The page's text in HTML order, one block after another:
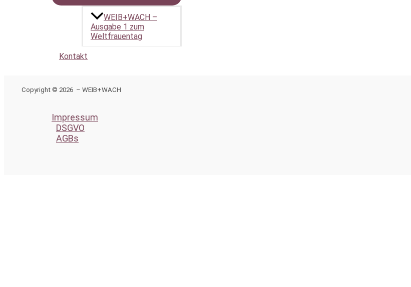
WEIB+WACH –
Ausgabe 1 zum
Weltfrauentag
Kontakt
Das Gesuchte konnte leider nicht gefunden werden. Vielleicht hilft die Suchfunktion.
Copyright © 2026 – WEIB+WACH
Impressum
DSGVO
AGBs